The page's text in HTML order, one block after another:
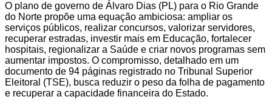
O plano de governo de Álvaro Dias (PL) para o Rio Grande
do Norte propõe uma equação ambiciosa: ampliar os
serviços públicos, realizar concursos, valorizar servidores,
recuperar estradas, investir mais em Educação, fortalecer
hospitais, regionalizar a Saúde e criar novos programas sem
aumentar impostos. O compromisso, detalhado em um
documento de 94 páginas registrado no Tribunal Superior
Eleitoral (TSE), busca reduzir o peso da folha de pagamento
e recuperar a capacidade financeira do Estado.